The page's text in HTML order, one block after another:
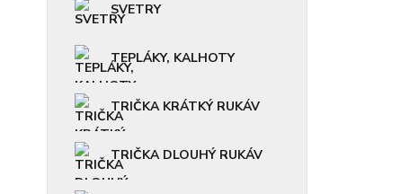
SVETRY
TEPLÁKY, KALHOTY
TRIČKA KRÁTKÝ RUKÁV
TRIČKA DLOUHÝ RUKÁV